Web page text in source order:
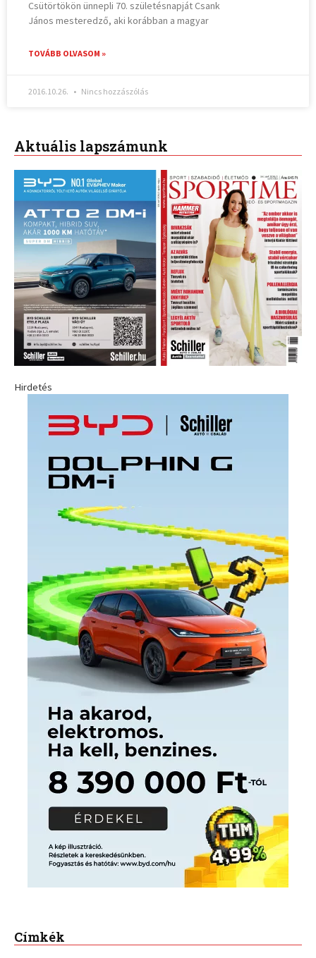
Csütörtökön ünnepli 70. születésnapját Csank
János mesteredző, aki korábban a magyar
TOVÁBB OLVASOM »
2016.10.26. Nincs hozzászólás
Aktuális lapszámunk
Hirdetés
Címkék